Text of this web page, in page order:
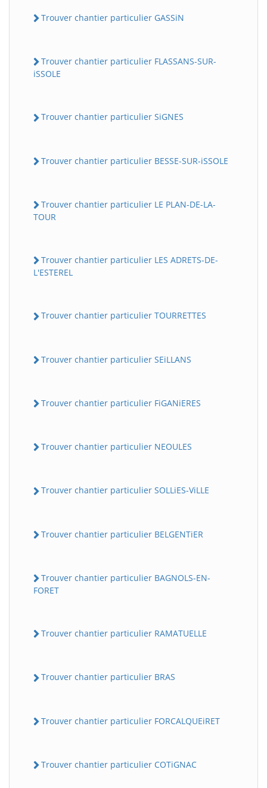
Trouver chantier particulier GASSiN
Trouver chantier particulier FLASSANS-SUR-
iSSOLE
Trouver chantier particulier SiGNES
Trouver chantier particulier BESSE-SUR-iSSOLE
Trouver chantier particulier LE PLAN-DE-LA-
TOUR
Trouver chantier particulier LES ADRETS-DE-
L'ESTEREL
Trouver chantier particulier TOURRETTES
Trouver chantier particulier SEiLLANS
Trouver chantier particulier FiGANiERES
Trouver chantier particulier NEOULES
Trouver chantier particulier SOLLiES-ViLLE
Trouver chantier particulier BELGENTiER
Trouver chantier particulier BAGNOLS-EN-
FORET
Trouver chantier particulier RAMATUELLE
Trouver chantier particulier BRAS
Trouver chantier particulier FORCALQUEiRET
Trouver chantier particulier COTiGNAC